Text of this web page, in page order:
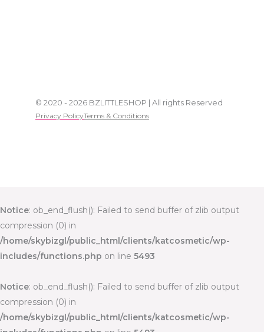
© 2020 - 2026 BZLITTLESHOP | All rights Reserved
Privacy PolicyTerms & Conditions
Notice: ob_end_flush(): Failed to send buffer of zlib output
compression (0) in
/home/skybizgl/public_html/clients/katcosmetic/wp-
includes/functions.php on line 5493
Notice: ob_end_flush(): Failed to send buffer of zlib output
compression (0) in
/home/skybizgl/public_html/clients/katcosmetic/wp-